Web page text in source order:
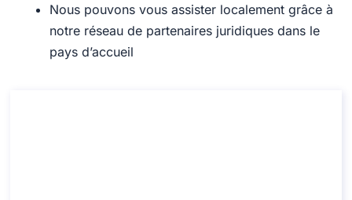
Nous pouvons vous assister localement grâce à
notre réseau de partenaires juridiques dans le
pays d’accueil